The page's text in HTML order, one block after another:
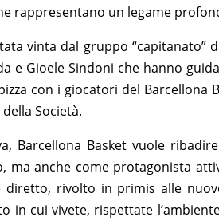
rappresentano un legame
vinta dal gruppo “capitanato”
e Gioele Sindoni che hanno
con i giocatori del Barcellona
Società.
Barcellona Basket vuole
ma anche come protagonista
diretto, rivolto in primis alle
in cui vivete, rispettate